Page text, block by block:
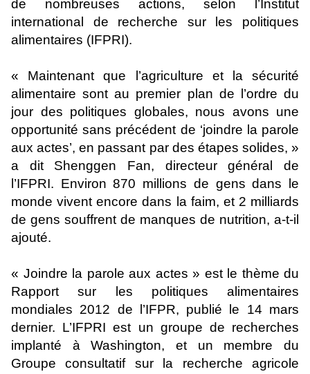
de nombreuses actions, selon l’Institut
international de recherche sur les politiques
alimentaires (IFPRI).
« Maintenant que l’agriculture et la sécurité
alimentaire sont au premier plan de l’ordre du
jour des politiques globales, nous avons une
opportunité sans précédent de ‘joindre la parole
aux actes’, en passant par des étapes solides, »
a dit Shenggen Fan, directeur général de
l’IFPRI. Environ 870 millions de gens dans le
monde vivent encore dans la faim, et 2 milliards
de gens souffrent de manques de nutrition, a-t-il
ajouté.
« Joindre la parole aux actes » est le thème du
Rapport sur les politiques alimentaires
mondiales 2012 de l’IFPR, publié le 14 mars
dernier. L’IFPRI est un groupe de recherches
implanté à Washington, et un membre du
Groupe consultatif sur la recherche agricole